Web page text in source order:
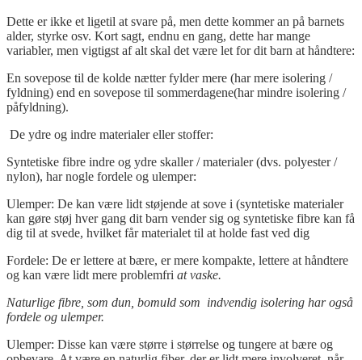
Dette er ikke et ligetil at svare på, men dette kommer an på barnets
alder, styrke osv. Kort sagt, endnu en gang, dette har mange
variabler, men vigtigst af alt skal det være let for dit barn at håndtere:
En sovepose til de kolde nætter fylder mere (har mere isolering /
fyldning) end en sovepose til sommerdagene(har mindre isolering /
påfyldning).
De ydre og indre materialer eller stoffer:
Syntetiske fibre indre og ydre skaller / materialer (dvs. polyester /
nylon), har nogle fordele og ulemper:
Ulemper: De kan være lidt støjende at sove i (syntetiske materialer
kan gøre støj hver gang dit barn vender sig og syntetiske fibre kan få
dig til at svede, hvilket får materialet til at holde fast ved dig
Fordele: De er lettere at bære, er mere kompakte, lettere at håndtere
og kan være lidt mere problemfri at vaske.
Naturlige fibre, som dun, bomuld som indvendig isolering har også
fordele og ulemper.
Ulemper: Disse kan være større i størrelse og tungere at bære og